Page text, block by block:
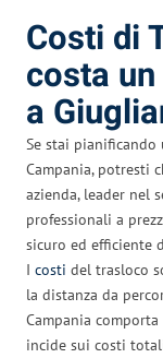
Costi di
costa
a
Se stai pianificando
Campania, potresti
azienda, leader nel
professionali a
sicuro ed efficiente
I costi del trasloco
la distanza da
Campania
incide sui costi